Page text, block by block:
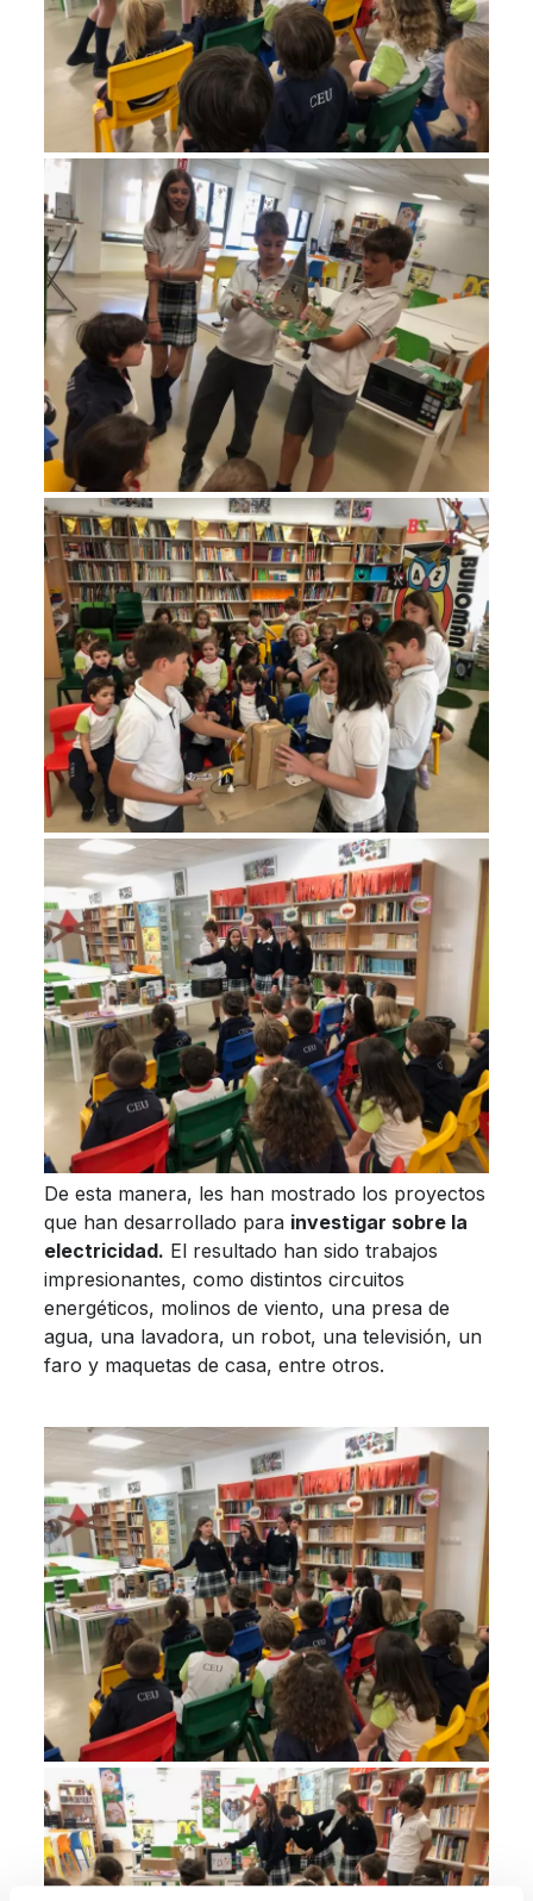
De esta manera, les han mostrado los proyectos
que han desarrollado para investigar sobre la
electricidad. El resultado han sido trabajos
impresionantes, como distintos circuitos
energéticos, molinos de viento, una presa de
agua, una lavadora, un robot, una televisión, un
faro y maquetas de casa, entre otros.